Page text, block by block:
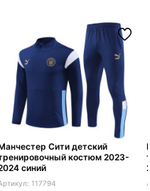
Сити детский
костюм 2023-
синий
117794